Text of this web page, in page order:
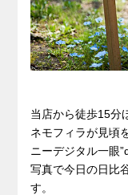
当店から徒歩15分
ネモフィラが見頃
ニーデジタル一眼
写真で今日の日比
す。